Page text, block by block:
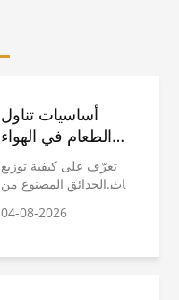
أساسيات تناول
الطعام في الهواء
الطلق: كيف تختار
أثاث الحدائق
والذي يتحمل
تعرّف على كيفية توزيع
أثاث الحدائق المصنوع من
الموزعين العالميين. يغطي
للعوامل الجوية، ونصائح
04-08-2026